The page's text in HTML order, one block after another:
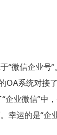
“微信企业号”。
系统对接
企业微信”中
幸运的是“企